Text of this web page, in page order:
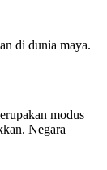
di dunia maya.
modus
Negara